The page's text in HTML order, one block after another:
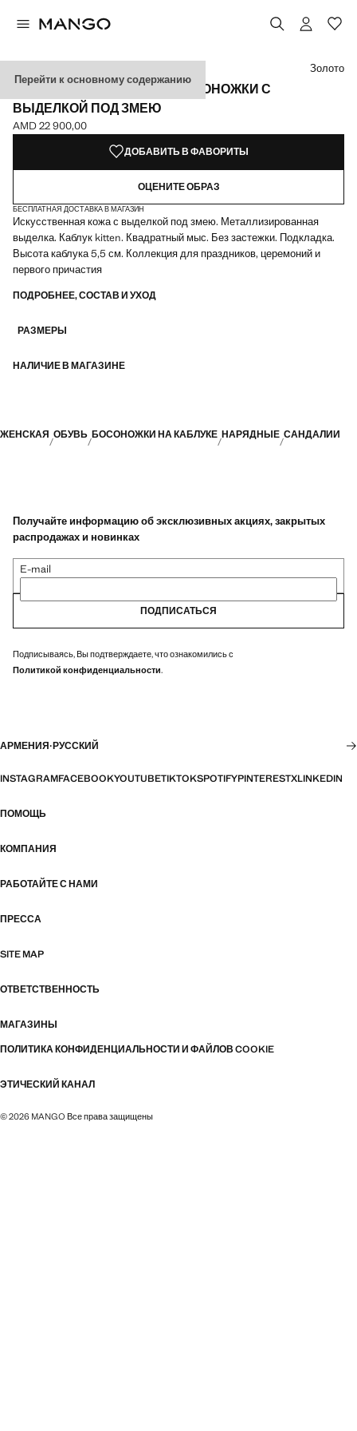
Перейти к основному содержанию
МЕТАЛЛИЗИРОВАННЫЕ БОСОНОЖКИ С
ВЫДЕЛКОЙ ПОД ЗМЕЮ
Текущая цена [AMD 22 900,00 ]
AMD 22 900,00
Выберите цвет
Золото
ДОБАВИТЬ В ФАВОРИТЫ
ОЦЕНИТЕ ОБРАЗ
БЕСПЛАТНАЯ ДОСТАВКА В МАГАЗИН
Искусственная кожа с выделкой под змею. Металлизированная
выделка. Каблук kitten. Квадратный мыс. Без застежки. Подкладка.
Высота каблука 5,5 см. Коллекция для праздников, церемоний и
первого причастия
ПОДРОБНЕЕ, СОСТАВ И УХОД
РАЗМЕРЫ
НАЛИЧИЕ В МАГАЗИНЕ
ЖЕНСКАЯ ОБУВЬ БОСОНОЖКИ НА КАБЛУКЕ НАРЯДНЫЕ САНДАЛИИ
Получайте информацию об эксклюзивных акциях, закрытых
распродажах и новинках
E-mail
ПОДПИСАТЬСЯ
Подписываясь, Вы подтверждаете, что ознакомились с
Политикой конфиденциальности.
АРМЕНИЯ·РУССКИЙ
INSTAGRAMFACEBOOKYOUTUBETIKTOKSPOTIFYPINTERESTXLINKEDIN
ПОМОЩЬ
КОМПАНИЯ
РАБОТАЙТЕ С НАМИ
ПРЕССА
SITE MAP
ОТВЕТСТВЕННОСТЬ
МАГАЗИНЫ
ПОЛИТИКА КОНФИДЕНЦИАЛЬНОСТИ И ФАЙЛОВ COOKIE
ЭТИЧЕСКИЙ КАНАЛ
© 2026 MANGO Все права защищены